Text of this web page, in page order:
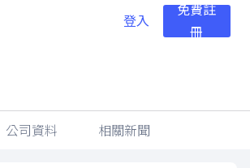
登入
免費註
冊
公司資料 相關新聞